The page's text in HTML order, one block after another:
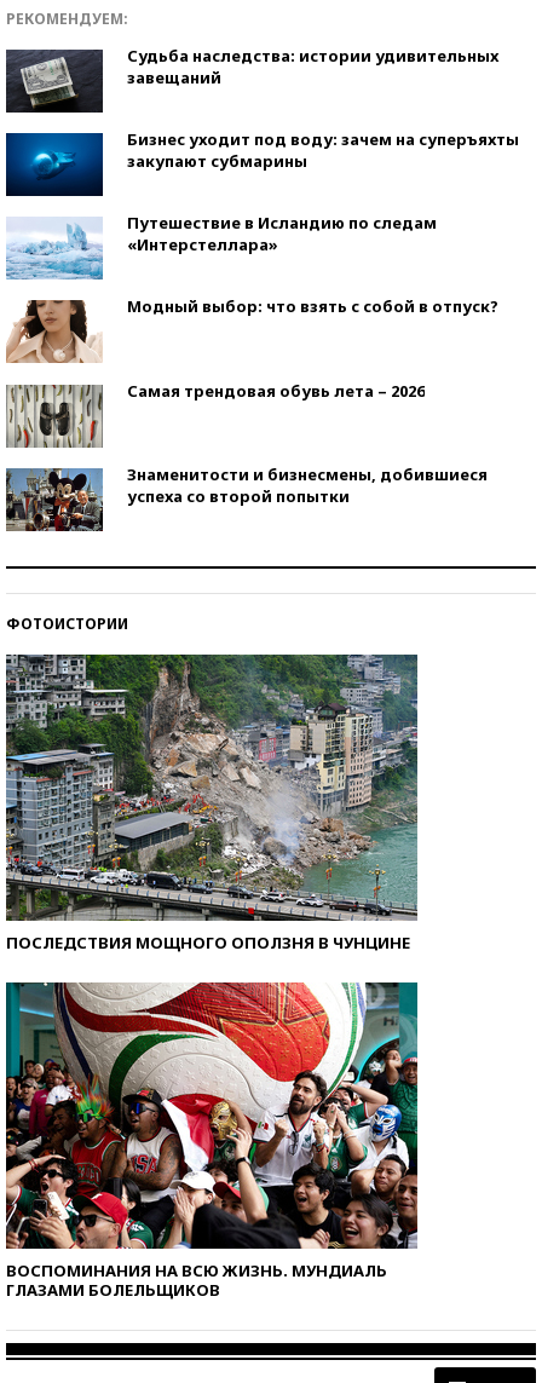
РЕКОМЕНДУЕМ:
Судьба наследства: истории удивительных
завещаний
Бизнес уходит под воду: зачем на суперъяхты
закупают субмарины
Путешествие в Исландию по следам
«Интерстеллара»
Модный выбор: что взять с собой в отпуск?
Самая трендовая обувь лета – 2026
Знаменитости и бизнесмены, добившиеся
успеха со второй попытки
ФОТОИСТОРИИ
ПОСЛЕДСТВИЯ МОЩНОГО ОПОЛЗНЯ В ЧУНЦИНЕ
ВОСПОМИНАНИЯ НА ВСЮ ЖИЗНЬ. МУНДИАЛЬ
ГЛАЗАМИ БОЛЕЛЬЩИКОВ